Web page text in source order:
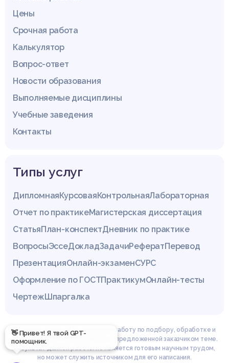
👋 Привет! Я твой GPT-
помощник.
Цены
Срочная работа
Калькулятор
Вопрос-ответ
Новости образования
Выполняемые дисциплины
Учебные заведения
Контакты
Типы услуг
ДипломнаяКурсоваяКонтрольнаяЛабораторная
Отчет по практикеМагистерская диссертация
СтатьяПлан-конспектДневник по практике
ВопросыЭссеДокладЗадачиРефератПеревод
ПрезентацияОнлайн-экзаменСУРС
Оформление по ГОСТПрактикумОнлайн-тесты
ЧертежШпаргалка
Эксперты сайта z4.by проводят работу по подбору, обработке и
структурированию материала по предложенной заказчиком теме.
Результат данной работы не является готовым научным трудом,
но может служить источником для его написания.